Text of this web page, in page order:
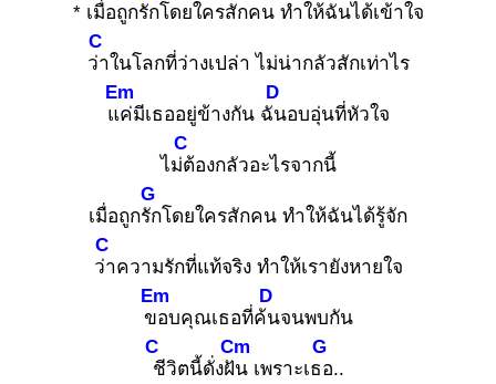
* เมื่อถูกรักโดยใครสักคน ทำให้ฉันได้เข้าใจ
ว่า
C
ในโลกที่ว่างเปล่า ไม่น่ากลัวสักเท่าไร
แค่
Em
มีเธออยู่ข้างกัน ฉัน
D
อบอุ่นที่หัวใจ
ไม่ต้
C
องกลัวอะไรจากนี้
เมื่อถูกรัก
G
โดยใครสักคน ทำให้ฉันได้รู้จัก
ว่า
C
ความรักที่แท้จริง ทำให้เรายังหายใจ
ขอ
Em
บคุณเธอที่ค้น
D
จนพบกัน
ชี
C
วิตนี้ดั่งฝัน
Cm
เพราะเธอ
G
..